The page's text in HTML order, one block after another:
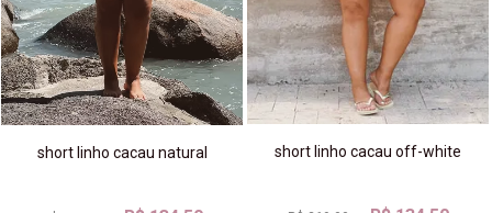
short linho cacau natural short linho cacau off-white